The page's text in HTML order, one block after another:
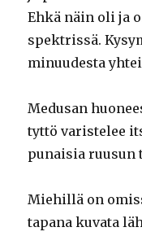
Ehkä näin oli ja
spektrissä.
minuudesta
Medusan
tyttö varistelee
punaisia ruusun
Miehillä on
tapana kuvata